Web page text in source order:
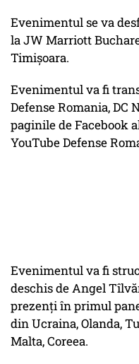
Evenimentul se va
la JW Marriott
Timișoara.
Evenimentul va fi
Defense Romania, DC
paginile de Facebook
YouTube Defense
Evenimentul va fi
deschis de Angel
prezenți în primul
din Ucraina, Olanda,
Malta, Coreea.